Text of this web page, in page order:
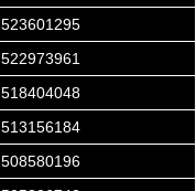
523601295
522973961
518404048
513156184
508580196